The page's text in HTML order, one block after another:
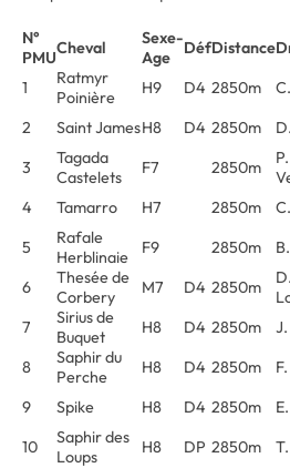
N°
PMUCheval
Sexe-
Age
DéfDistance
1
Ratmyr
Poinière
H9 D4 2850m
2
Saint JamesH8 D4 2850m
3
Tagada
Castelets
F7 2850m
P.
4
Tamarro H7 2850m
5
Rafale
Herblinaie
F9 2850m
6
Thesée de
Corbery
M7 D4 2850m
D.
7
Sirius de
Buquet
H8 D4 2850m
8
Saphir du
Perche
H8 D4 2850m
9
Spike H8 D4 2850m
10
Saphir des
Loups
H8 DP 2850m